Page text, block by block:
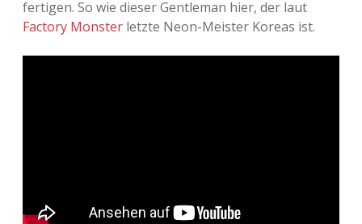
Täglicher Sinnwahn
Adventskalender 2012
Adventskalender 2017
fertigen. So wie dieser Gentleman hier, der laut
Factory Monster letzte Neon-Meister Koreas ist.